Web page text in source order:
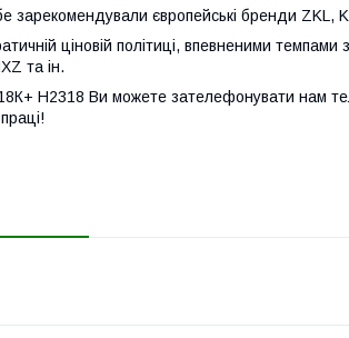
зарекомендували європейські бренди ZKL,
ціновій політиці, впевненими
та ін.
H2318 Ви можете зателефонувати нам